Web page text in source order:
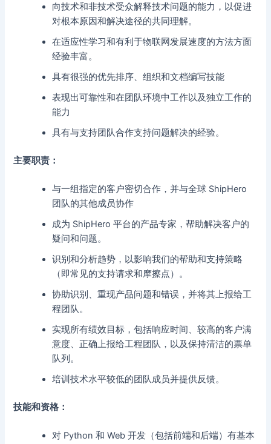
向技术和非技术受众解释技术问题的能力，以促进
对根本原因和解决途径的共同理解。
在适应性学习和有利于物联网发展速度的方法方面
经验丰富。
具有很强的优先排序、组织和文档编写技能
表现出可靠性和在团队环境中工作以及独立工作的
能力
具有与支持团队合作支持问题解决的经验。
主要职责：
与一组指定的客户密切合作，并与全球 ShipHero
团队的其他成员协作
成为 ShipHero 平台的产品专家，帮助解决客户的
疑问和问题。
识别和分析趋势，以影响我们的帮助和支持策略
（即常见的支持请求和摩擦点）。
协助识别、重现产品问题和错误，并将其上报给工
程团队。
实现所有绩效目标，包括响应时间、较高的客户满
意度、正确上报给工程团队，以及保持清洁的票单
队列。
培训技术水平较低的团队成员并提供反馈。
技能和资格：
对 Python 和 Web 开发（包括前端和后端）有基本